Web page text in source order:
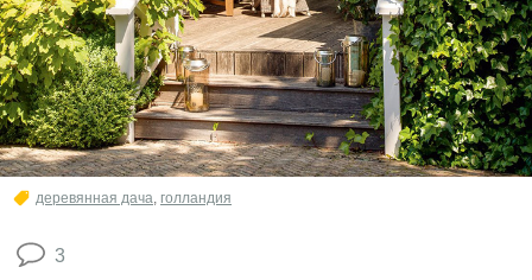
деревянная дача, голландия
3